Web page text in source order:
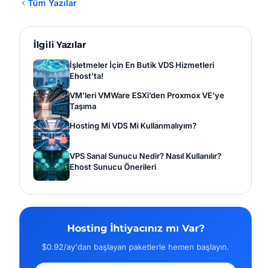
Tüm Yazılar
İlgili Yazılar
İşletmeler İçin En Butik VDS Hizmetleri
Ehost’ta!
VM’leri VMWare ESXi’den Proxmox VE’ye
Taşıma
Hosting Mi VDS Mi Kullanmalıyım?
VPS Sanal Sunucu Nedir? Nasıl Kullanılır?
Ehost Sunucu Önerileri
Hosting İhtiyacınız mı Var?
$0.92/ay'dan başlayan paketlerle hemen başlayın.